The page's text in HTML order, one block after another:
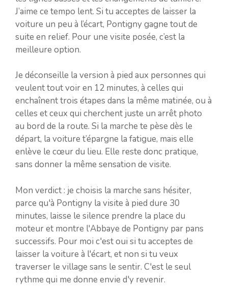
J’aime ce tempo lent. Si tu acceptes de laisser la
voiture un peu à l’écart, Pontigny gagne tout de
suite en relief. Pour une visite posée, c’est la
meilleure option.
Je déconseille la version à pied aux personnes qui
veulent tout voir en 12 minutes, à celles qui
enchaînent trois étapes dans la même matinée, ou à
celles et ceux qui cherchent juste un arrêt photo
au bord de la route. Si la marche te pèse dès le
départ, la voiture t’épargne la fatigue, mais elle
enlève le cœur du lieu. Elle reste donc pratique,
sans donner la même sensation de visite.
Mon verdict : je choisis la marche sans hésiter,
parce qu'à Pontigny la visite à pied dure 30
minutes, laisse le silence prendre la place du
moteur et montre l'Abbaye de Pontigny par pans
successifs. Pour moi c'est oui si tu acceptes de
laisser la voiture à l'écart, et non si tu veux
traverser le village sans le sentir. C'est le seul
rythme qui me donne envie d'y revenir.